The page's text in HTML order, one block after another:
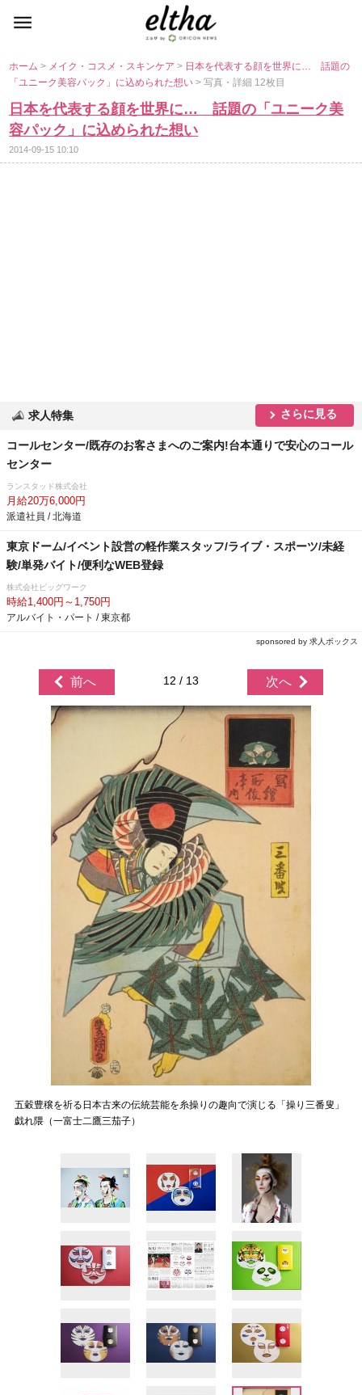
ホーム> メイク・コスメ・スキンケア> 日本を代表する顔を世界に… 話題の
「ユニーク美容パック」に込められた想い> 写真・詳細 12枚目
日本を代表する顔を世界に… 話題の「ユニーク美
容パック」に込められた想い
2014-09-15 10:10
求人特集 さらに見る
コールセンター/既存のお客さまへのご案内!台本通りで安心のコール
センター
ランスタッド株式会社
月給20万6,000円
派遣社員 / 北海道
東京ドーム/イベント設営の軽作業スタッフ/ライブ・スポーツ/未経
験/単発バイト/便利なWEB登録
株式会社ビッグワーク
時給1,400円～1,750円
アルバイト・パート / 東京都
sponsored by 求人ボックス
前へ 12 / 13 次へ
五穀豊穣を祈る日本古来の伝統芸能を糸操りの趣向で演じる「操り三番叟」
戯れ隈（一富士二鷹三茄子）